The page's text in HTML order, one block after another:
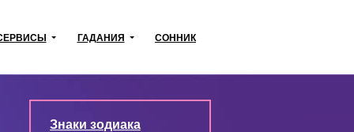
ГАДАНИЯ СОННИК
Знаки зодиака